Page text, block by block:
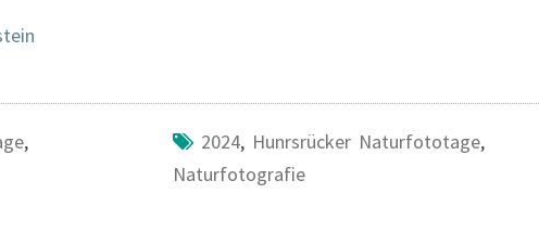
,
2024, Hunrsrücker Naturfototage,
Naturfotografie